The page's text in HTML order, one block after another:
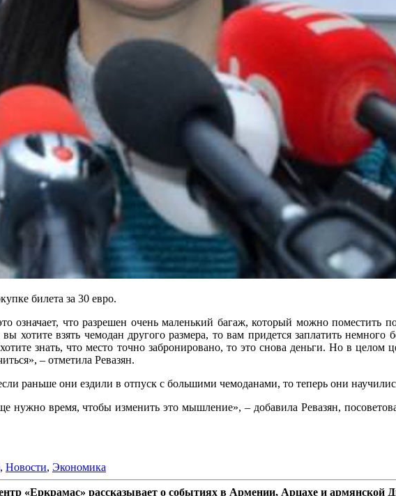
билета за 30 евро.
означает, что разрешен очень маленький багаж, который можно поместить
хотите взять чемодан другого размера, то вам придется заплатить
знать, что место точно забронировано, то это снова деньги. Но в целом
– отметила Ревазян.
раньше они ездили в отпуск с большими чемоданами, то теперь они
время, чтобы изменить это мышление», – добавила Ревазян,
, Новости, Экономика
«Еркрамас» рассказывает о событиях в Армении, Арцахе и армянской